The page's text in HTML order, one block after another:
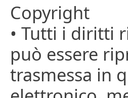
Copyright
• Tutti i diritti
può essere
trasmessa in